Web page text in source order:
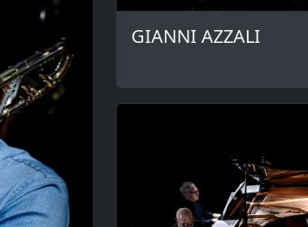
GIANNI AZZALI